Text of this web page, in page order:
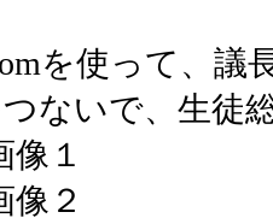
を使って、議
ないで、生徒